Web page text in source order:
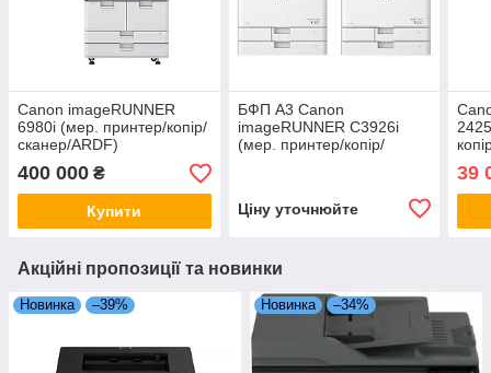
Canon imageRUNNER
6980i (мер. принтер/копір/
сканер/ARDF)
400 000 ₴
Купити
БФП А3 Canon
imageRUNNER C3926i
(мер. принтер/копір/
Ціну уточнюйте
39
Акційні пропозиції та новинки
Новинка –39% Новинка –34%